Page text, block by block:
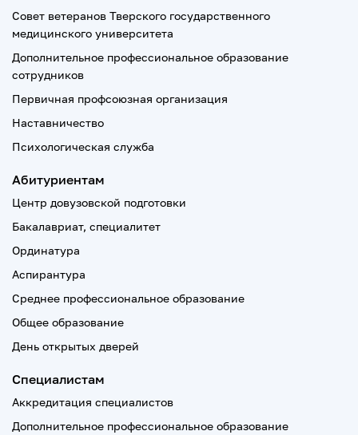
Совет ветеранов Тверского государственного
медицинского университета
Дополнительное профессиональное образование
сотрудников
Первичная профсоюзная организация
Наставничество
Психологическая служба
Абитуриентам
Центр довузовской подготовки
Бакалавриат, специалитет
Ординатура
Аспирантура
Среднее профессиональное образование
Общее образование
День открытых дверей
Специалистам
Аккредитация специалистов
Дополнительное профессиональное образование